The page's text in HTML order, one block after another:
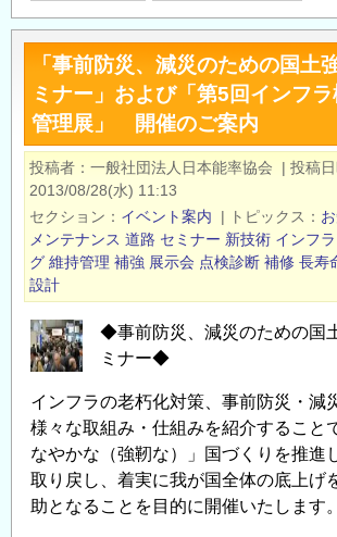
ン
テ
ナ
ン
ス
サ
イ
ル
を
構
継
続・
発
展
さ
せ
る
「事前防災、減災のための国土
ミナー」および「第5回インフ
管理展」 開催のご案内
投稿者 一般社団法人日本能率協会 | 投稿
2013/08/28(水) 11:13
セクション
イベント案内 | トピックス
メンテナンス 道路 セミナー 新技術 インフラ
グ 維持管理 補強 展示会 点検診断 補修 長寿
設計
◆事前防災、減災のための国
ミナー◆
インフラの老朽化対策、事前防災・減
様々な取組み・仕組みを紹介すること
なやかな（強靭な）」国づくりを推進
取り戻し、着実に我が国全体の底上げ
助となることを目的に開催いたします。